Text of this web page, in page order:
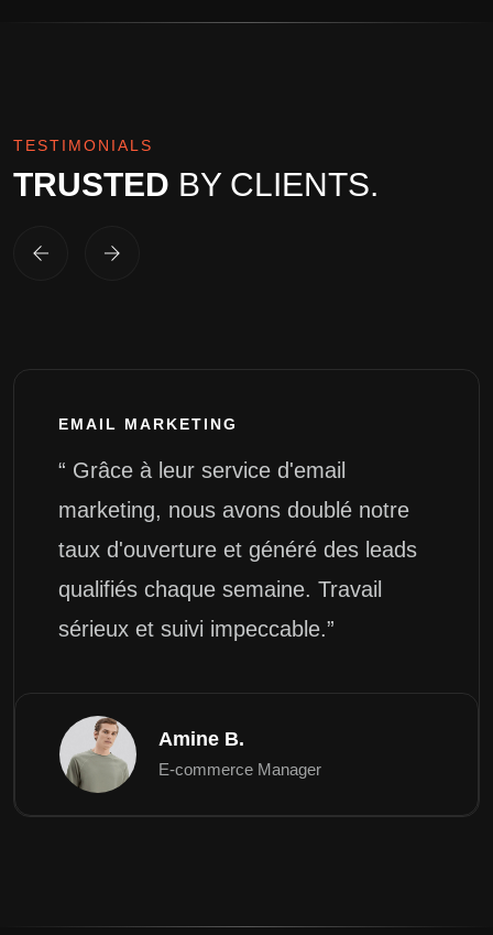
TESTIMONIALS
TRUSTED BY CLIENTS.
EMAIL MARKETING
“ Grâce à leur service d'email
marketing, nous avons doublé notre
taux d'ouverture et généré des leads
qualifiés chaque semaine. Travail
sérieux et suivi impeccable.”
Amine B.
E-commerce Manager